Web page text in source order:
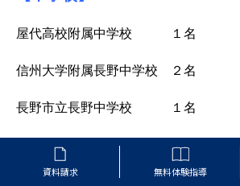
屋代高校附属中学校 １名
信州大学附属長野中学校 ２名
長野市立長野中学校 １名
長野日本大学中学校 ７名
資料請求 無料体験指導